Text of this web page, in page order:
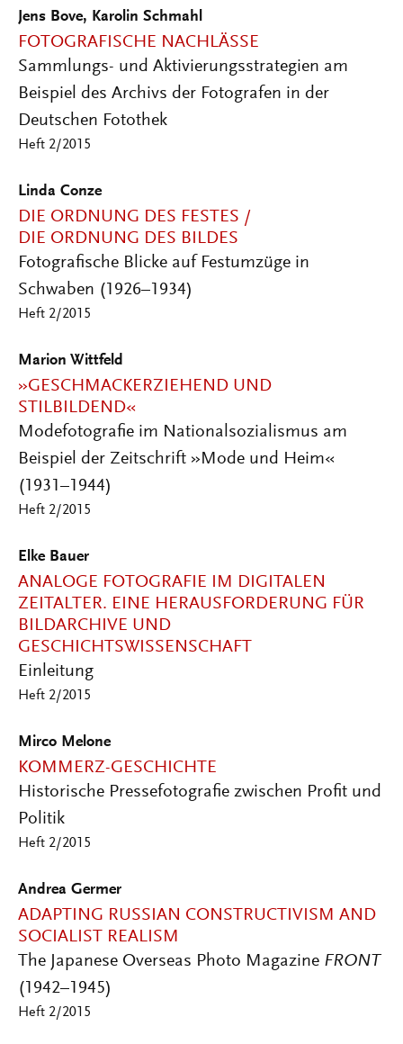
Jens Bove, Karolin Schmahl
FOTOGRAFISCHE NACHLÄSSE
Sammlungs- und Aktivierungsstrategien am
Beispiel des Archivs der Fotografen in der
Deutschen Fotothek
Heft 2/2015
Linda Conze
DIE ORDNUNG DES FESTES /
DIE ORDNUNG DES BILDES
Fotografische Blicke auf Festumzüge in
Schwaben (1926–1934)
Heft 2/2015
Marion Wittfeld
»GESCHMACKERZIEHEND UND
STILBILDEND«
Modefotografie im Nationalsozialismus am
Beispiel der Zeitschrift »Mode und Heim«
(1931–1944)
Heft 2/2015
Elke Bauer
ANALOGE FOTOGRAFIE IM DIGITALEN
ZEITALTER. EINE HERAUSFORDERUNG FÜR
BILDARCHIVE UND
GESCHICHTSWISSENSCHAFT
Einleitung
Heft 2/2015
Mirco Melone
KOMMERZ-GESCHICHTE
Historische Pressefotografie zwischen Profit und
Politik
Heft 2/2015
Andrea Germer
ADAPTING RUSSIAN CONSTRUCTIVISM AND
SOCIALIST REALISM
The Japanese Overseas Photo Magazine FRONT
(1942–1945)
Heft 2/2015